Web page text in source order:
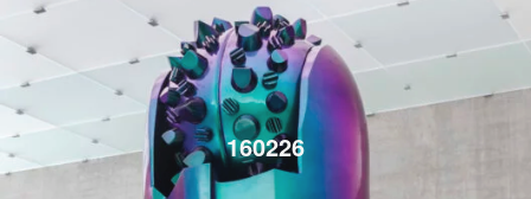
160226